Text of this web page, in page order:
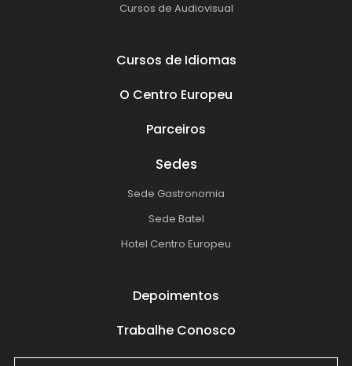
Cursos de Audiovisual
Cursos de Idiomas
O Centro Europeu
Parceiros
Sedes
Sede Gastronomia
Sede Batel
Hotel Centro Europeu
Depoimentos
Trabalhe Conosco